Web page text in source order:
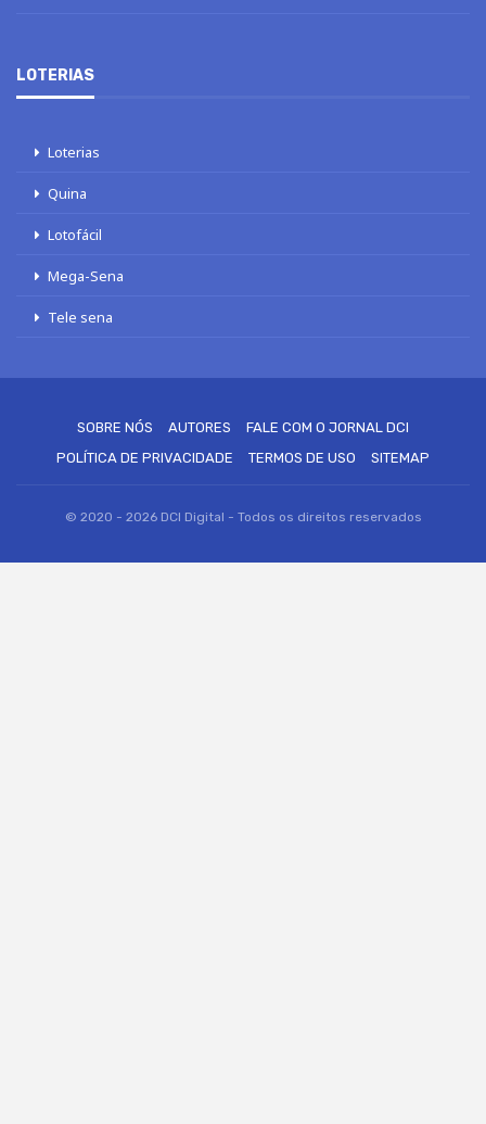
LOTERIAS
Loterias
Quina
Lotofácil
Mega-Sena
Tele sena
SOBRE NÓS AUTORES
FALE COM O JORNAL DCI
POLÍTICA DE PRIVACIDADE
TERMOS DE USO SITEMAP
© 2020 - 2026 DCI Digital - Todos os direitos reservados